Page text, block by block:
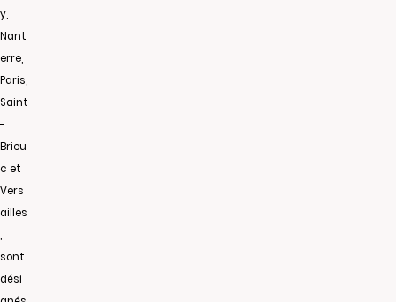
y,
Nant
erre,
Paris,
Saint
-
Brieu
c et
Vers
ailles
sont
dési